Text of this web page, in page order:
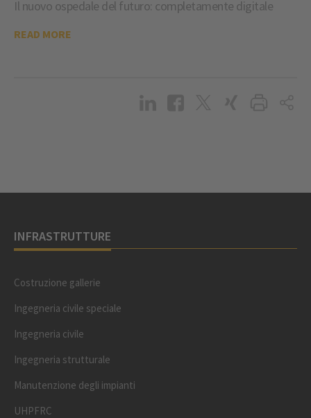
Il nuovo ospedale del futuro: completamente digitale
READ MORE
INFRASTRUTTURE
Costruzione gallerie
Ingegneria civile speciale
Ingegneria civile
Ingegneria strutturale
Manutenzione degli impianti
UHPFRC